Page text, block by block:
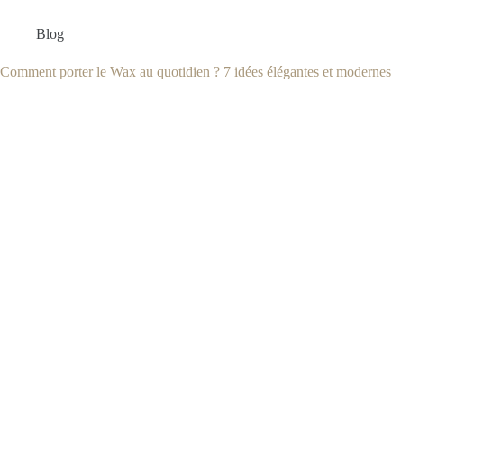
Blog
Comment porter le Wax au quotidien ? 7 idées élégantes et modernes